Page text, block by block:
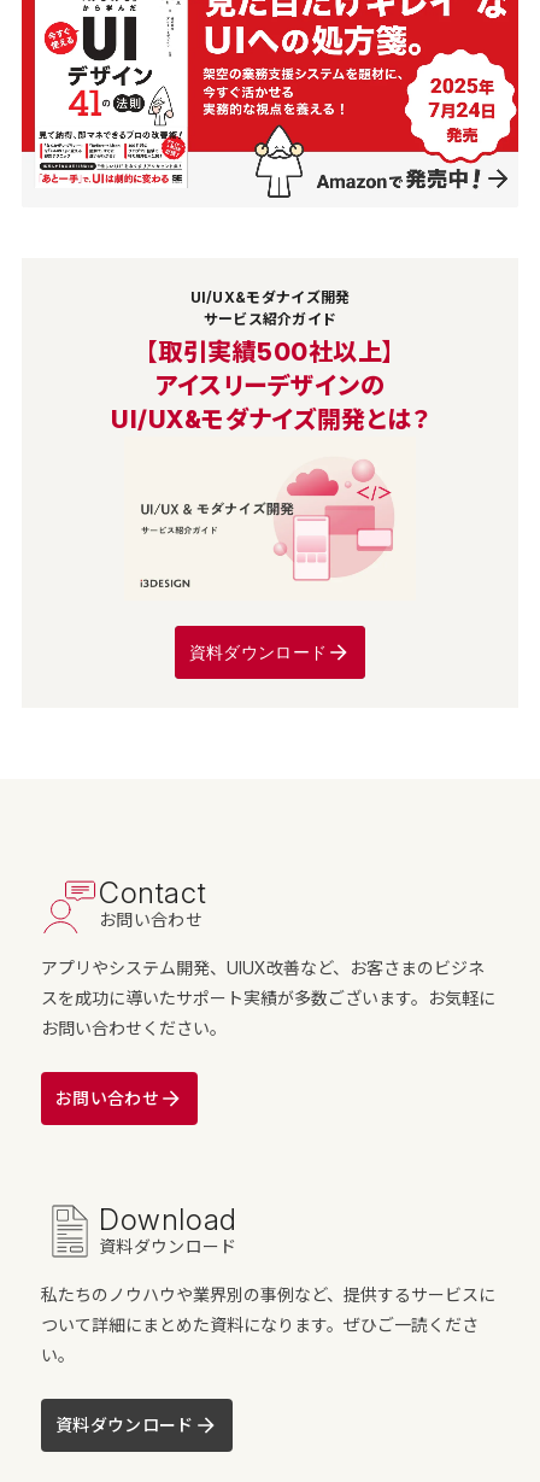
UI/UX&モダナイズ開発
サービス紹介ガイド
【取引実績500社以上】
アイスリーデザインの
UI/UX&モダナイズ開発とは？
資料ダウンロード
Contact
お問い合わせ
アプリやシステム開発、UIUX改善など、お客さまのビジネ
スを成功に導いたサポート実績が多数ございます。お気軽に
お問い合わせください。
お問い合わせ
Download
資料ダウンロード
私たちのノウハウや業界別の事例など、提供するサービスに
ついて詳細にまとめた資料になります。ぜひご一読くださ
い。
資料ダウンロード